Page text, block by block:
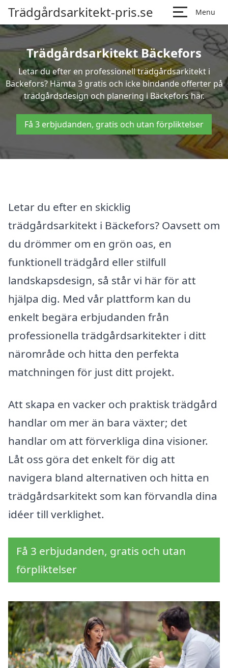
Trädgårdsarkitekt-pris.se Menu
Trädgårdsarkitekt Bäckefors
Letar du efter en professionell trädgårdsarkitekt i
Bäckefors? Hämta 3 gratis och icke bindande offerter på
trädgårdsdesign och planering i Bäckefors här.
Få 3 erbjudanden, gratis och utan förpliktelser
Letar du efter en skicklig
trädgårdsarkitekt i Bäckefors? Oavsett om
du drömmer om en grön oas, en
funktionell trädgård eller stilfull
landskapsdesign, så står vi här för att
hjälpa dig. Med vår plattform kan du
enkelt begära erbjudanden från
professionella trädgårdsarkitekter i ditt
närområde och hitta den perfekta
matchningen för just ditt projekt.
Att skapa en vacker och praktisk trädgård
handlar om mer än bara växter; det
handlar om att förverkliga dina visioner.
Låt oss göra det enkelt för dig att
navigera bland alternativen och hitta en
trädgårdsarkitekt som kan förvandla dina
idéer till verklighet.
Få 3 erbjudanden, gratis och utan
förpliktelser